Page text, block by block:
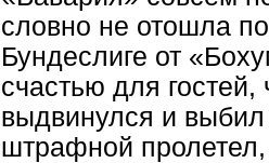
словно не отошла
Бундеслиге от
счастью для
выдвинулся и
штрафной